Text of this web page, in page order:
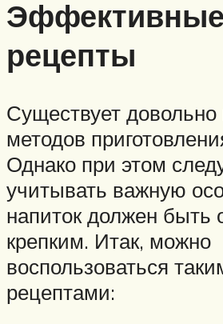
Эффективные
рецепты
Существует довольно
методов
Однако при этом
учитывать важную
напиток должен быть
крепким. Итак, можно
воспользоваться
рецептами: